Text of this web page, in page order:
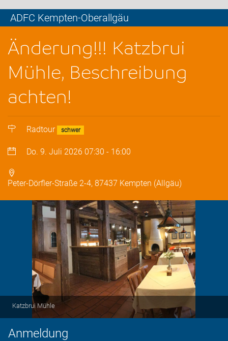
ADFC Kempten-Oberallgäu
Änderung!!! Katzbrui
Mühle, Beschreibung
achten!
Radtour schwer
Do. 9. Juli 2026 07:30 - 16:00
Peter-Dörfler-Straße 2-4, 87437 Kempten (Allgäu)
Katzbrui Mühle
Anmeldung